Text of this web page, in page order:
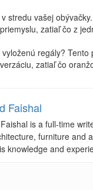
stredu vašej
zatiaľ čo z
regály?
zatiaľ čo
Faishal
is a full-time
furniture and
knowledge and